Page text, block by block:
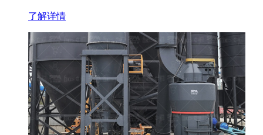
了解详情